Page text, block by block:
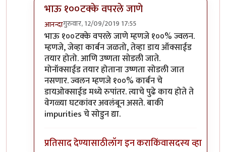
भाऊ १००टक्के वपरले जाणे
आनन्दागुरुवार, 12/09/2019 17:55
In reply toकोणतीही शक्ति रूपांतरितbyशाम भागवत
भाऊ १००टक्के वपरले जाणे म्हणजे १००% ज्वलन.
म्हणजे, जेव्हा कार्बन जळतो, तेव्हा डाय ऑक्साईड
तयार होतो. आणि उष्णता सोडली जाते.
मोनॉक्साईड तयार होताना उष्णता सोडली जात
नसणार. ज्वलन म्हणजे १००% कार्बन चे
डायओक्साईड मध्ये रुपांतर. त्याचे पुढे काय होते ते
वेगळ्या घटकांवर अवलंबून असते. बाकी
impurities चे सोडुन द्या.
प्रतिसाद देण्यासाठीलॉग इन कराकिंवासदस्य व्हा